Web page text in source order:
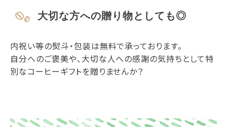
大切な方への贈り物としても◎
内祝い等の熨斗・包装は無料で承っております。
自分へのご褒美や、大切な人への感謝の気持ちとして特
別なコーヒーギフトを贈りませんか？